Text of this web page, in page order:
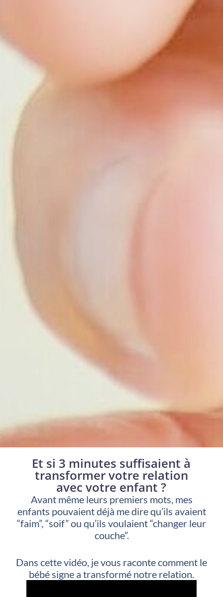
Et si 3 minutes suffisaient à
transformer votre relation
avec votre enfant ?
Avant même leurs premiers mots, mes
enfants pouvaient déjà me dire qu’ils avaient
“faim”, “soif” ou qu’ils voulaient “changer leur
couche”.
Dans cette vidéo, je vous raconte comment le
bébé signe a transformé notre relation.